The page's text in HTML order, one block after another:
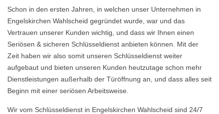
Schon in den ersten Jahren, in welchen unser Unternehmen in
Engelskirchen Wahlscheid gegründet wurde, war und das
Vertrauen unserer Kunden wichtig, und dass wir Ihnen einen
Seriösen & sicheren Schlüsseldienst anbieten können. Mit der
Zeit haben wir also somit unseren Schlüsseldienst weiter
aufgebaut und bieten unseren Kunden heutzutage schon mehr
Dienstleistungen außerhalb der Türöffnung an, und dass alles seit
Beginn mit einer seriösen Arbeitsweise.
Wir vom Schlüsseldienst in Engelskirchen Wahlscheid sind 24/7